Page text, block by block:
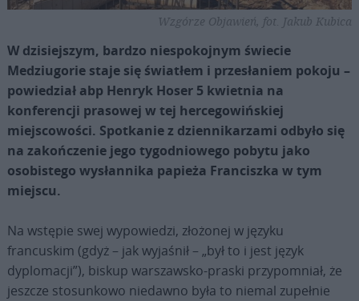
Wzgórze Objawień, fot. Jakub Kubica
W dzisiejszym, bardzo niespokojnym świecie
Medziugorie staje się światłem i przesłaniem pokoju –
powiedział abp Henryk Hoser 5 kwietnia na
konferencji prasowej w tej hercegowińskiej
miejscowości. Spotkanie z dziennikarzami odbyło się
na zakończenie jego tygodniowego pobytu jako
osobistego wysłannika papieża Franciszka w tym
miejscu.
Na wstępie swej wypowiedzi, złożonej w języku
francuskim (gdyż – jak wyjaśnił – „był to i jest język
dyplomacji”), biskup warszawsko-praski przypomniał, że
jeszcze stosunkowo niedawno była to niemal zupełnie